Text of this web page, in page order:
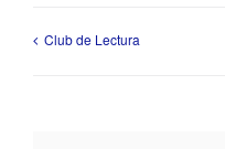
Club de Lectura